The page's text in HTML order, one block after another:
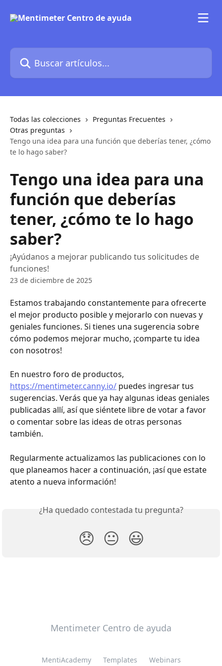
Buscar artículos...
Todas las colecciones
Preguntas Frecuentes
Otras preguntas
Tengo una idea para una función que deberías tener, ¿cómo
te lo hago saber?
Tengo una idea para una
función que deberías
tener, ¿cómo te lo hago
saber?
¡Ayúdanos a mejorar publicando tus solicitudes de
funciones!
23 de diciembre de 2025
Estamos trabajando constantemente para ofrecerte
el mejor producto posible y mejorarlo con nuevas y
geniales funciones. Si tienes una sugerencia sobre
cómo podemos mejorar mucho, ¡comparte tu idea
con nosotros!
En nuestro foro de productos,
https://mentimeter.canny.io/ puedes ingresar tus
sugerencias. Verás que ya hay algunas ideas geniales
publicadas allí, así que siéntete libre de votar a favor
o comentar sobre las ideas de otras personas
también.
Regularmente actualizamos las publicaciones con lo
que planeamos hacer a continuación, ¡así que estate
atento a nueva información!
¿Ha quedado contestada tu pregunta?
😞 😐 😃
Mentimeter Centro de ayuda
MentiAcademy Templates Webinars